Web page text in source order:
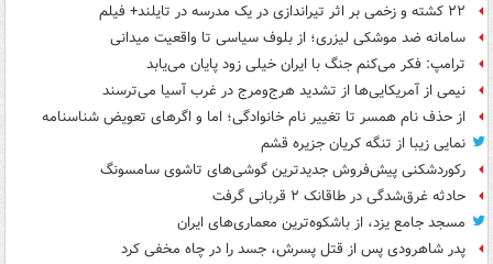
۲۲ کشته و زخمی بر اثر تیراندازی در یک مدرسه در تایلند+ فیلم
سامانه ضد موشکی لیزری؛ از بلوف سیاسی تا واقعیت میدانی
ترامپ: فکر می‌کنم جنگ با ایران خیلی زود پایان می‌یابد
نیمی از آمریکایی‌ها از تشدید هرج‌ومرج در غرب آسیا می‌ترسند
از حذف نام همسر تا تغییر نام خانوادگی؛ اما و اگرهای تعویض شناسنامه
نمایی زیبا از تنگه کریان جزیره قشم
رکوردشکنی پیش‌فروش جدیدترین گوشی‌های تاشوی سامسونگ
حادثه غرق‌شدگی در طاقانک ۲ قربانی گرفت
مسجد جامع یزد، از باشکوه‌ترین معماری‌های ایران
پدر شاهرودی پس از قتل پسرش، جسد را در چاه مخفی کرد